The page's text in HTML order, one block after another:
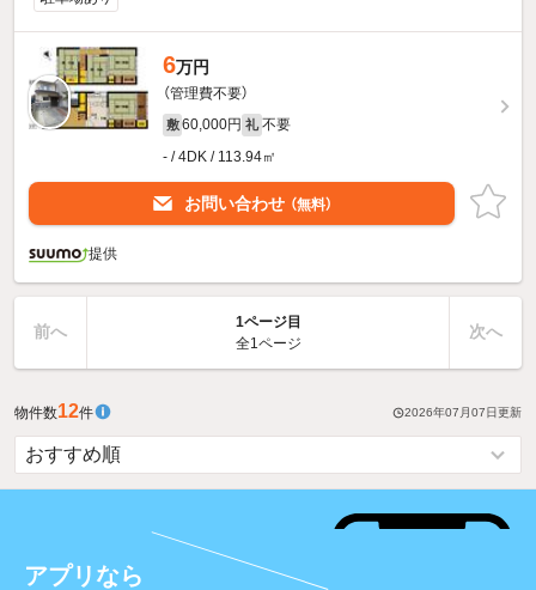
6万円
（管理費不要）
敷 60,000円 礼 不要
- / 4DK / 113.94㎡
お問い合わせ （無料）
提供
前へ
1ページ目
全1ページ
次へ
物件数12件 2026年07月07日更新
アプリなら